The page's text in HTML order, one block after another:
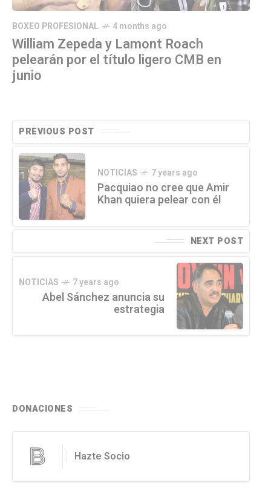
BOXEO PROFESIONAL 4 months ago
William Zepeda y Lamont Roach
pelearán por el título ligero CMB en
junio
PREVIOUS POST
NOTICIAS 7 years ago
Pacquiao no cree que Amir
Khan quiera pelear con él
NEXT POST
NOTICIAS 7 years ago
Abel Sánchez anuncia su
estrategia
DONACIONES
Hazte Socio